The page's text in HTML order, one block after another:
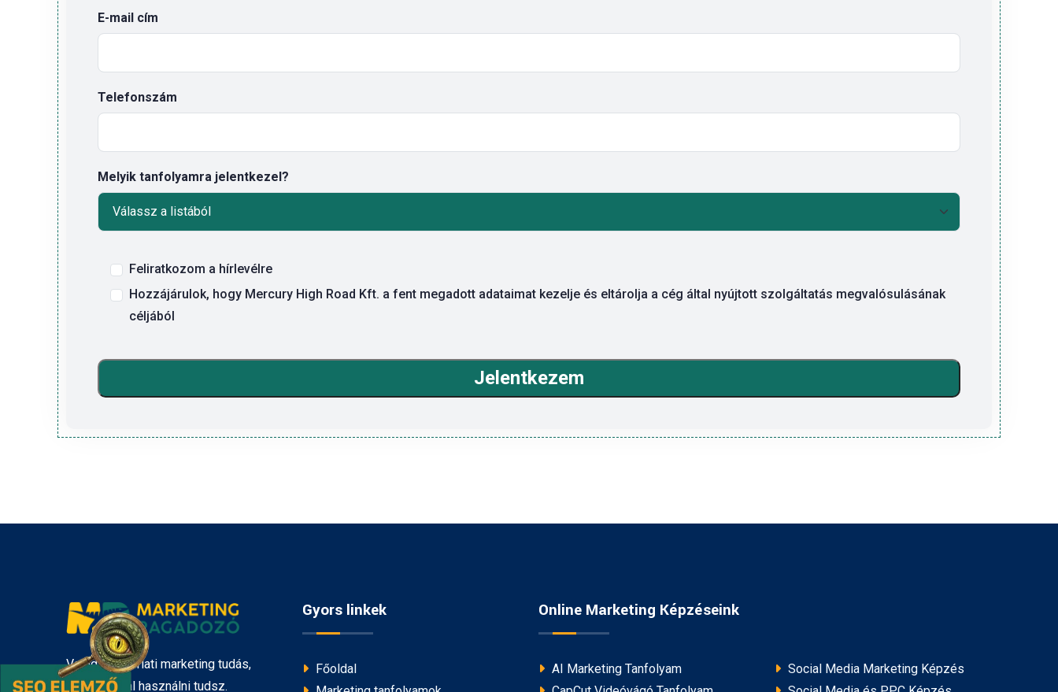
E-mail cím
Telefonszám
Melyik tanfolyamra jelentkezel?
Feliratkozom a hírlevélre
Hozzájárulok, hogy Mercury High Road Kft. a fent megadott adataimat kezelje és eltárolja a cég által nyújtott szolgáltatás megvalósulásának
céljából
Jelentkezem
Valódi gyakorlati marketing tudás,
amit azonnal használni tudsz.
Gyors linkek
Főoldal
Online Marketing Képzéseink
AI Marketing Tanfolyam
Social Media Marketing Képzés